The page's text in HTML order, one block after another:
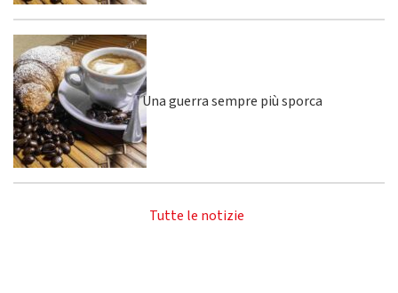
Una guerra sempre più sporca
Tutte le notizie